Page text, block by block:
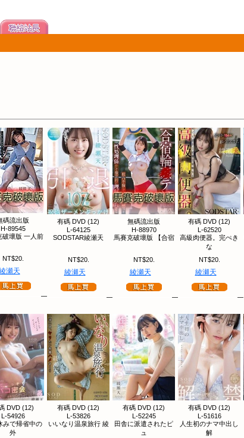
碼流出版
H-89545
破壞版 一人前
NT$20.
瀬天
有碼 DVD (12)
L-64125
SODSTAR綾瀬天
NT$20.
綾瀬天
無碼流出版
H-88970
馬賽克破壞版 【合宿
NT$20.
綾瀬天
有碼 DVD (12)
L-62520
高級肉便器。完ぺき
な
NT$20.
綾瀬天
DVD (12)
L-54926
みで帰省中の
外
有碼 DVD (12)
L-53826
いいなり温泉旅行 綾
有碼 DVD (12)
L-52245
田舎に派遣されたピ
ュ
有碼 DVD (12)
L-51616
人生初のナマ中出し
解